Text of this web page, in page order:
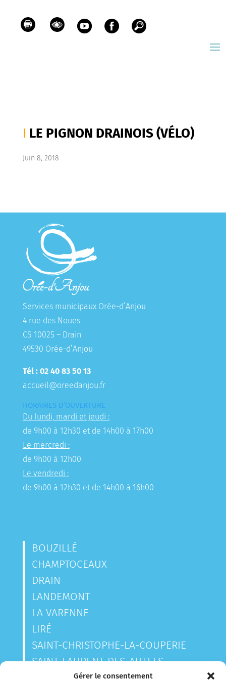
Gérer le consentement
LE PIGNON DRAINOIS (VÉLO)
Juin 8, 2018
Services municipaux Orée-d’Anjou
4 rue des Noues
CS 10025 – Drain
49530 Orée-d’Anjou
Tél : 02 40 83 50 13
accueil@oreedanjou.fr
HORAIRES D’OUVERTURE
Du lundi, mardi et jeudi :
de 9h00 à 12h30 et de 14h00 à 17h00
Le mercredi :
de 9h00 à 12h00
Le vendredi :
de 9h00 à 12h30 et de 14h00 à 16h00
BOUZILLÉ
CHAMPTOCEAUX
DRAIN
LANDEMONT
LA VARENNE
LIRÉ
SAINT-CHRISTOPHE-LA-COUPERIE
SAINT-LAURENT-DES-AUTELS
SAINT-SAUVEUR-DE-LANDEMONT